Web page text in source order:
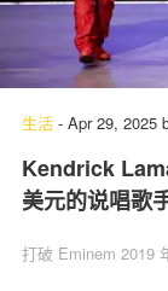
生活 - Apr 29, 2025
Kendrick
美元的说唱歌
打破 Eminem 2019